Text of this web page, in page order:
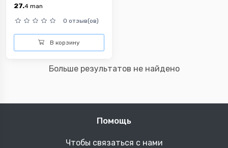
27.4 man
0 отзыв(ов)
В корзину
Больше результатов не найдено
Помощь
Чтобы связаться с нами